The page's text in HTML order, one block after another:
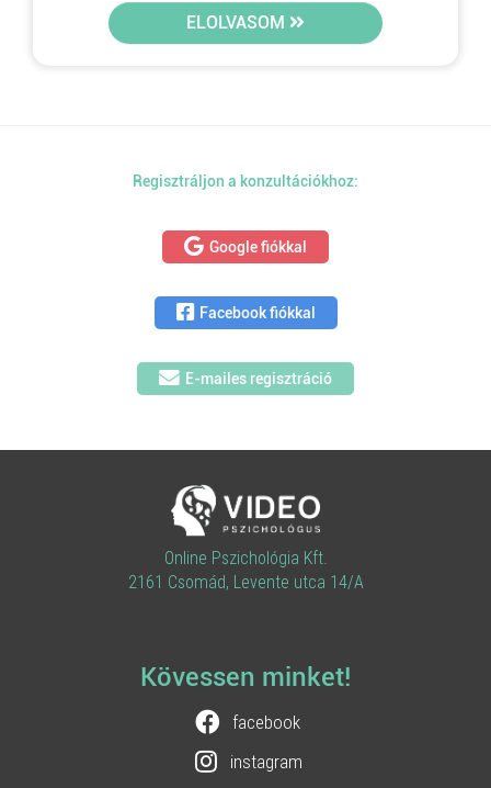
ELOLVASOM
Regisztráljon a konzultációkhoz:
Google fiókkal
Facebook fiókkal
E-mailes regisztráció
Online Pszichológia Kft.
2161 Csomád, Levente utca 14/A
Kövessen minket!
facebook
instagram